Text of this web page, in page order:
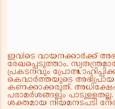
ഇവിടെ വായനക്കാർക്ക്
രേഖപ്പെടുത്താം.
പ്രകടനവും
കെവാർത്തയുടെ
കണക്കാക്കരുത്.
പരാമർശങ്ങളും
ശക്തമായ നിയമനടപടി